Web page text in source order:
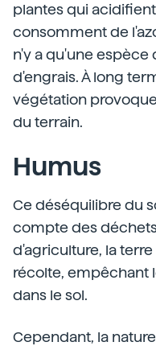
plantes qui
consomment de
n'y a qu'une espèce
d'engrais. À long
végétation
du terrain.
Humus
Ce déséquilibre du
compte des
d'agriculture, la
récolte, empêchant
dans le sol.
Cependant, la